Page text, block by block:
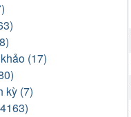
(17)
kỳ (7)